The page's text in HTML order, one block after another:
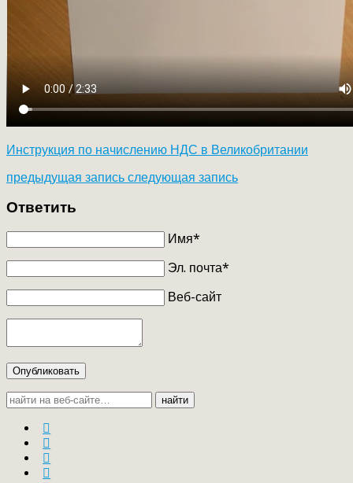
Инструкция по начислению НДС в Великобритании
предыдущая запись следующая запись
Ответить
Имя*
Эл. почта*
Веб-сайт
Опубликовать
найти